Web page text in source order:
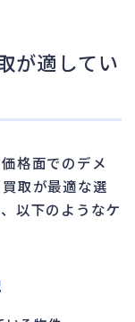
が適してい
格面でのデメ
取が最適な選
以下のようなケ